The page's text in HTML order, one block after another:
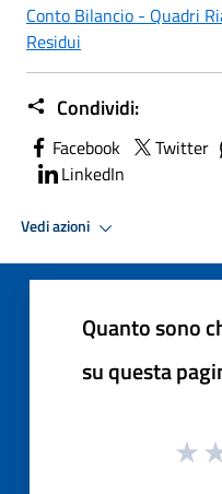
Conto Bilancio - Quadri
Residui
Condividi:
Facebook Twitter
LinkedIn
Vedi azioni
Quanto sono
su questa